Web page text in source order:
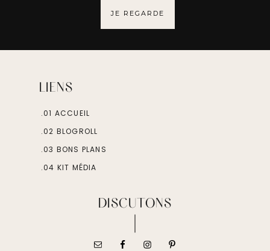
JE REGARDE
LIENS
.01 ACCUEIL
.02 BLOGROLL
.03 BONS PLANS
.04 KIT MÉDIA
DISCUTONS